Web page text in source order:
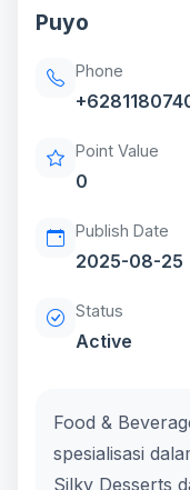
Puyo
Phone
Point Value
0
Publish Date
2025-08-25
Status
Active
Food &
spesialisasi
Silky Desserts